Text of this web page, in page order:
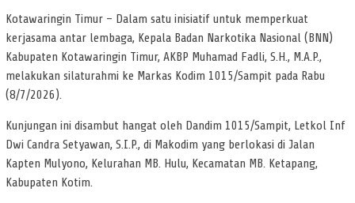
Kotawaringin Timur – Dalam satu inisiatif untuk memperkuat
kerjasama antar lembaga, Kepala Badan Narkotika Nasional (BNN)
Kabupaten Kotawaringin Timur, AKBP Muhamad Fadli, S.H., M.A.P.,
melakukan silaturahmi ke Markas Kodim 1015/Sampit pada Rabu
(8/7/2026).
Kunjungan ini disambut hangat oleh Dandim 1015/Sampit, Letkol Inf
Dwi Candra Setyawan, S.I.P., di Makodim yang berlokasi di Jalan
Kapten Mulyono, Kelurahan MB. Hulu, Kecamatan MB. Ketapang,
Kabupaten Kotim.